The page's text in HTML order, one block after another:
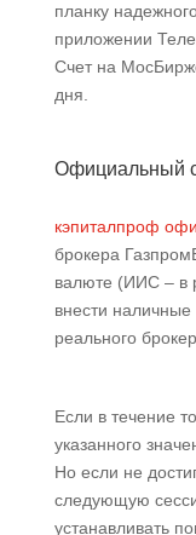
планку
приложении
Счет на
дня.
Официальный
кэпиталпроф
брокера
валюте (ИИС – в
внести
реального
Если в течение
указанного
Но если не
следующую
устанавливать